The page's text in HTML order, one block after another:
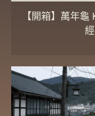
【開箱】萬年